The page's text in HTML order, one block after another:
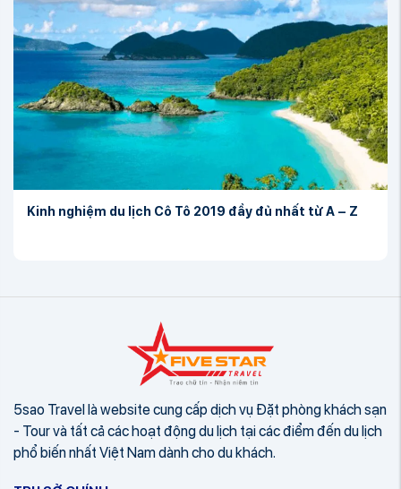
Kinh nghiệm du lịch Cô Tô 2019 đầy đủ nhất từ A – Z
5sao Travel là website cung cấp dịch vụ Đặt phòng khách sạn
- Tour và tất cả các hoạt động du lịch tại các điểm đến du lịch
phổ biến nhất Việt Nam dành cho du khách.